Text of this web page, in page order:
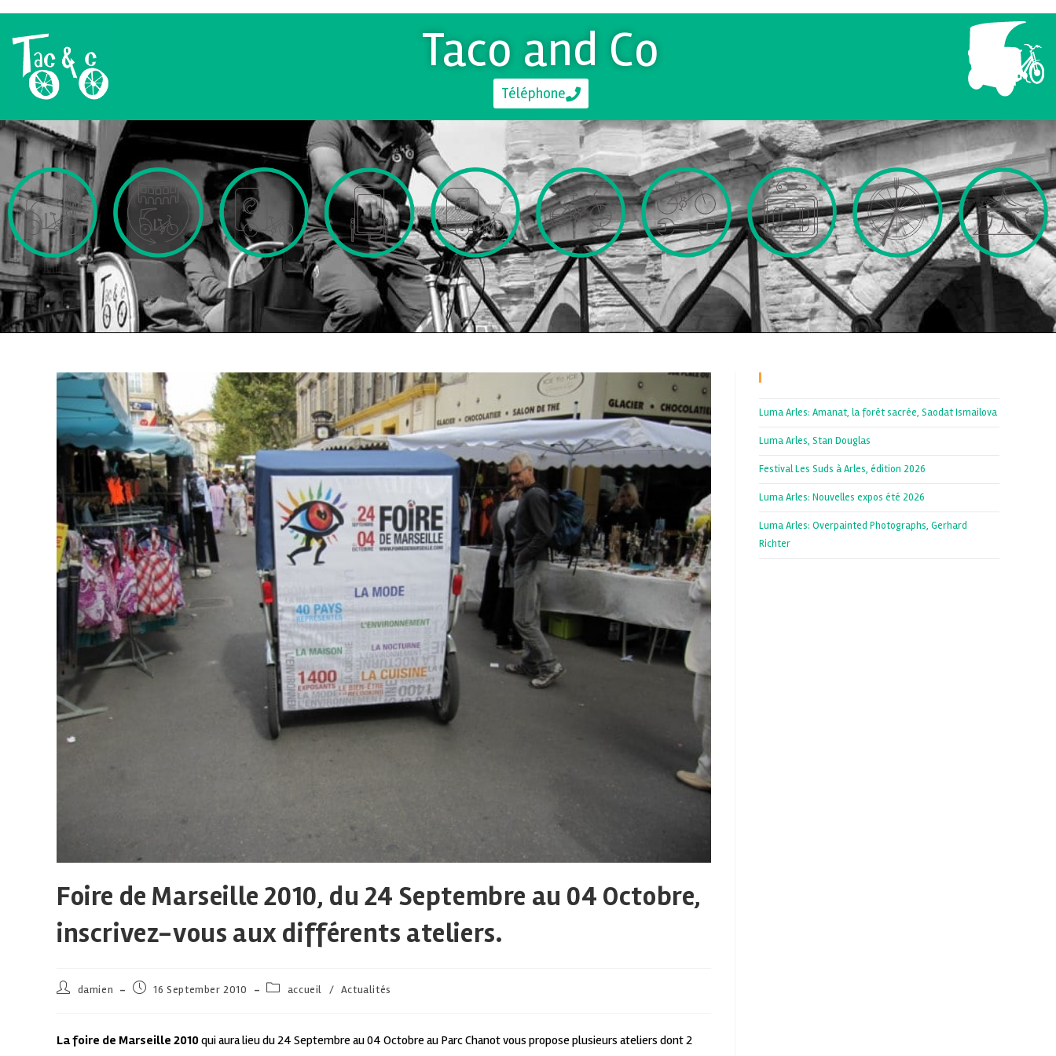
Taco and Co
Téléphone
Foire de Marseille 2010, du 24 Septembre au 04 Octobre,
inscrivez-vous aux différents ateliers.
damien 16 September 2010 accueil / Actualités
La foire de Marseille 2010qui aura lieu du 24 Septembre au 04 Octobre au Parc Chanot vous propose plusieurs ateliers dont 2
Luma Arles: Amanat, la forêt sacrée, Saodat Ismailova
Luma Arles, Stan Douglas
Festival Les Suds à Arles, édition 2026
Luma Arles: Nouvelles expos été 2026
Luma Arles: Overpainted Photographs, Gerhard
Richter